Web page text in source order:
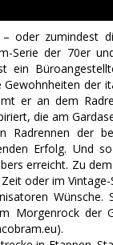
oder zumindest
Serie der 70er
ein
der
er an dem
die am
Radrennen der
Erfolg. Und
erreicht. Zu
oder im
Morgenrock